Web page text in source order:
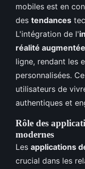
mobiles est en
des tendances
L'intégration de l'
réalité augmentée
ligne, rendant les
personnalisées.
utilisateurs de
authentiques et
Rôle des
modernes
Les applications
crucial dans les